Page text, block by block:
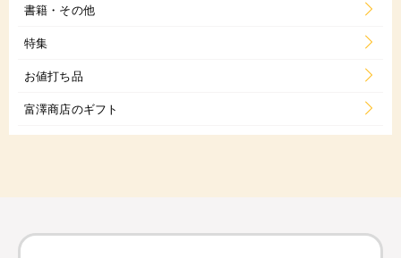
書籍・その他
特集
お値打ち品
富澤商店のギフト